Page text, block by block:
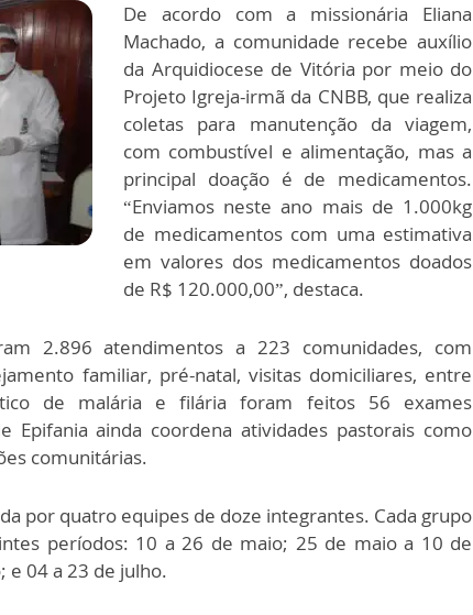
De acordo com a missionária Eliana
Machado, a comunidade recebe auxílio
da Arquidiocese de Vitória por meio do
Projeto Igreja-irmã da CNBB, que realiza
coletas para manutenção da viagem,
com combustível e alimentação, mas a
principal doação é de medicamentos.
“Enviamos neste ano mais de 1.000kg
de medicamentos com uma estimativa
em valores dos medicamentos doados
de R$ 120.000,00”, destaca.
2.896 atendimentos a 223 comunidades, com
familiar, pré-natal, visitas domiciliares, entre
de malária e filária foram feitos 56 exames
Epifania ainda coordena atividades pastorais como
comunitárias.
por quatro equipes de doze integrantes. Cada grupo
períodos: 10 a 26 de maio; 25 de maio a 10 de
e 04 a 23 de julho.